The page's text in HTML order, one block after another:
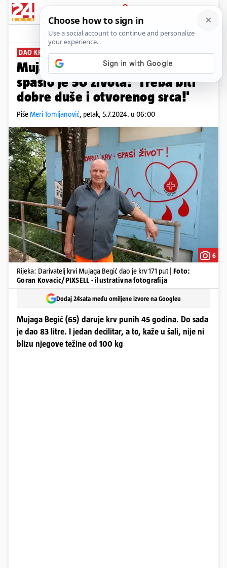
PRIJAVA
News Komentari
DAO KRV 171 PUT
Mujaga je dao 83 litre krvi i
spasio je 50 života: 'Treba biti
dobre duše i otvorenog srca!'
PišeMeri Tomljanović, petak, 5.7.2024. u 06:00
6
Rijeka: Darivatelj krvi Mujaga Begić dao je krv 171 put | Foto:
Goran Kovacic/PIXSELL - ilustrativna fotografija
Dodaj 24sata među omiljene izvore na Googleu
Mujaga Begić (65) daruje krv punih 45 godina. Do sada
je dao 83 litre. I jedan decilitar, a to, kaže u šali, nije ni
blizu njegove težine od 100 kg